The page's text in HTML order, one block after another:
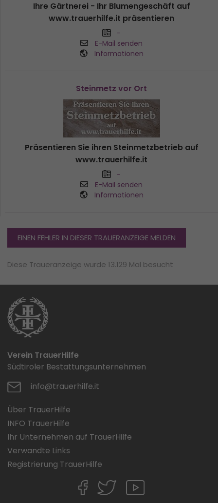
Ihre Gärtnerei - Ihr Blumengeschäft auf
www.trauerhilfe.it präsentieren
-
E-Mail senden
Informationen
Steinmetz vor Ort
Präsentieren Sie ihren Steinmetzbetrieb auf
www.trauerhilfe.it
-
E-Mail senden
Informationen
EINEN FEHLER IN DIESER TRAUERANZEIGE MELDEN
Diese Traueranzeige wurde 13.129 Mal besucht
Verein TrauerHilfe
Südtiroler Bestattungsunternehmen
info@trauerhilfe.it
Über TrauerHilfe
INFO TrauerHilfe
Ihr Unternehmen auf TrauerHilfe
Verwandte Links
Registrierung TrauerHilfe